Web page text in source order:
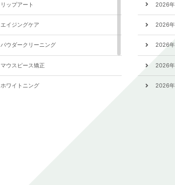
リップアート
エイジングケア
パウダークリーニング
マウスピース矯正
ホワイトニング
2026
2026年
2026
2026
2026